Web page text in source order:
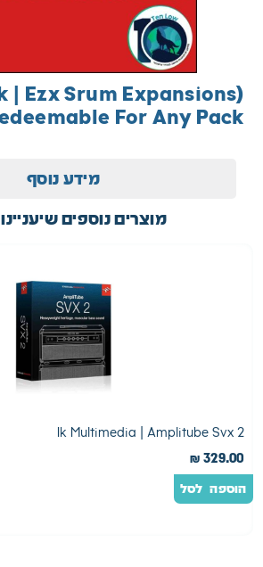
| Ezx Srum Expansions
For Any Pack
מידע נוסף
מוצרים נוספים
Ik Multimedia | Amplitube Svx 2
₪ 329.00
הוספה לסל